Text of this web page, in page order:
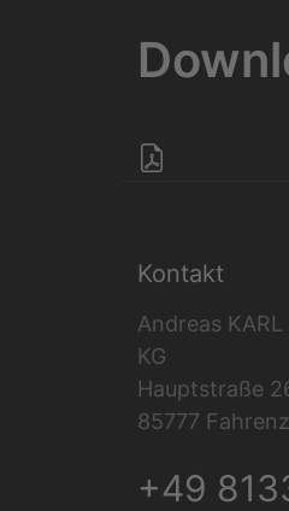
Kontakt
Andreas
KG
Hauptstraße
85777
+49